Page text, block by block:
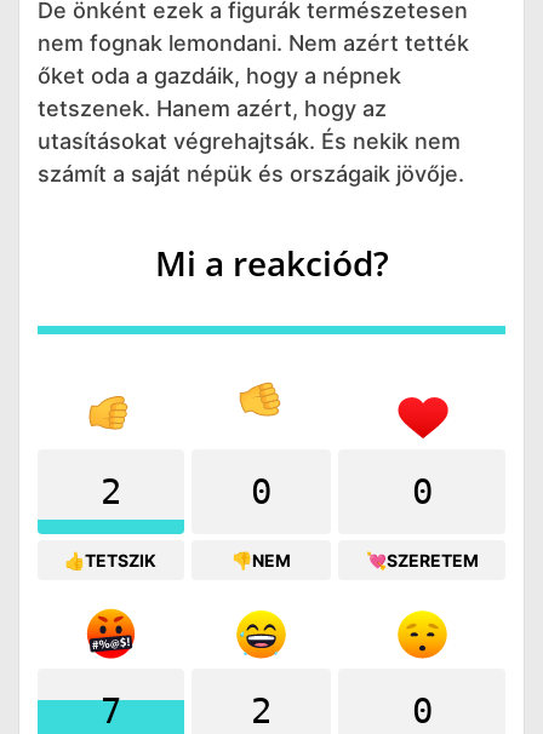
De önként ezek a figurák természetesen
nem fognak lemondani. Nem azért tették
őket oda a gazdáik, hogy a népnek
tetszenek. Hanem azért, hogy az
utasításokat végrehajtsák. És nekik nem
számít a saját népük és országaik jövője.
Mi a reakciód?
2
👍TETSZIK
0
👎NEM
0
💘SZERETEM
7 2 0